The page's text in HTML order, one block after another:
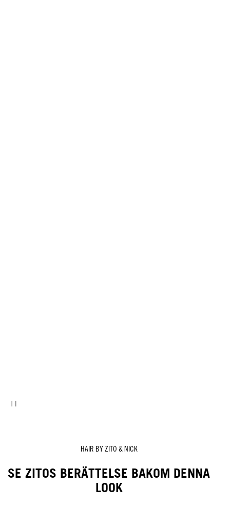
HAIR BY ZITO & NICK
SE ZITOS BERÄTTELSE BAKOM DENNA
LOOK